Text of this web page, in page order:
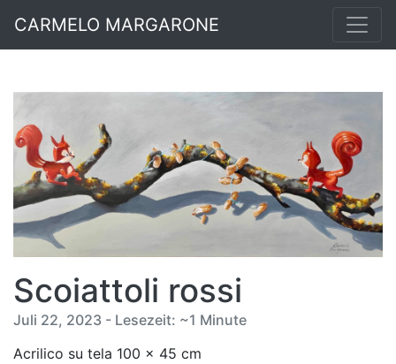
CARMELO MARGARONE
Scoiattoli rossi
Juli 22, 2023 - Lesezeit: ~1 Minute
Acrilico su tela 100 x 45 cm